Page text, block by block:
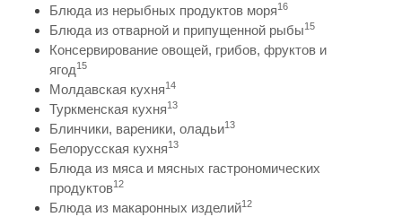
Блюда из нерыбных продуктов моря16
Блюда из отварной и припущенной рыбы15
Консервирование овощей, грибов, фруктов и
ягод15
Молдавская кухня14
Туркменская кухня13
Блинчики, вареники, оладьи13
Белорусская кухня13
Блюда из мяса и мясных гастрономических
продуктов12
Блюда из макаронных изделий12